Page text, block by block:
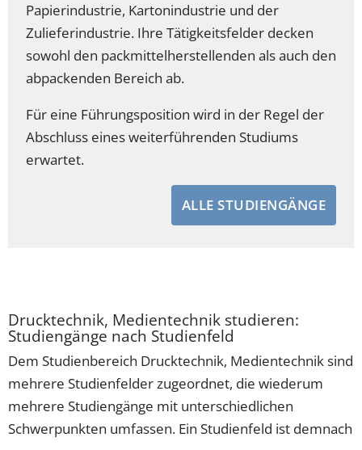
Papierindustrie, Kartonindustrie und der
Zulieferindustrie. Ihre Tätigkeitsfelder decken
sowohl den packmittelherstellenden als auch den
abpackenden Bereich ab.
Für eine Führungsposition wird in der Regel der
Abschluss eines weiterführenden Studiums
erwartet.
ALLE STUDIENGÄNGE
Drucktechnik, Medientechnik studieren:
Studiengänge nach Studienfeld
Dem Studienbereich Drucktechnik, Medientechnik sind
mehrere Studienfelder zugeordnet, die wiederum
mehrere Studiengänge mit unterschiedlichen
Schwerpunkten umfassen. Ein Studienfeld ist demnach